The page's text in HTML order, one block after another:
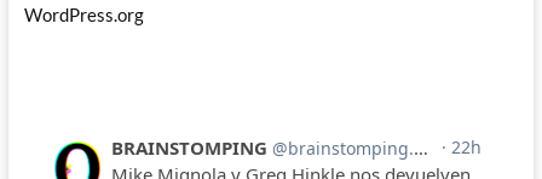
WordPress.org